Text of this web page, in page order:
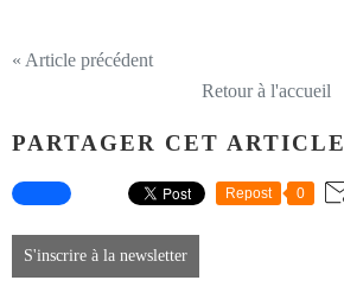
« Article précédent
Retour à l'accueil
PARTAGER CET ARTICLE
Repost 0
S'inscrire à la newsletter